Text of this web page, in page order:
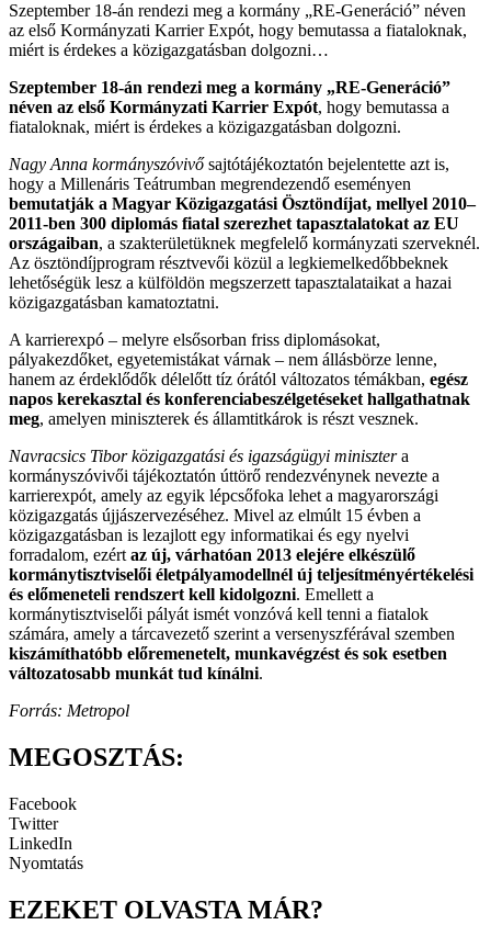
Szeptember 18-án rendezi meg a kormány „RE-Generáció” néven
az első Kormányzati Karrier Expót, hogy bemutassa a fiataloknak,
miért is érdekes a közigazgatásban dolgozni…
Szeptember 18-án rendezi meg a kormány „RE-Generáció”
néven az első Kormányzati Karrier Expót, hogy bemutassa a
fiataloknak, miért is érdekes a közigazgatásban dolgozni.
Nagy Anna kormányszóvivősajtótájékoztatón bejelentette azt is,
hogy a Millenáris Teátrumban megrendezendő eseményen
bemutatják a Magyar Közigazgatási Ösztöndíjat, mellyel 2010–
2011-ben 300 diplomás fiatal szerezhet tapasztalatokat az EU
országaiban, a szakterületüknek megfelelő kormányzati szerveknél.
Az ösztöndíjprogram résztvevői közül a legkiemelkedőbbeknek
lehetőségük lesz a külföldön megszerzett tapasztalataikat a hazai
közigazgatásban kamatoztatni.
A karrierexpó – melyre elsősorban friss diplomásokat,
pályakezdőket, egyetemistákat várnak – nem állásbörze lenne,
hanem az érdeklődők délelőtt tíz órától változatos témákban, egész
napos kerekasztal és konferenciabeszélgetéseket hallgathatnak
meg, amelyen miniszterek és államtitkárok is részt vesznek.
Navracsics Tibor közigazgatási és igazságügyi minisztera
kormányszóvivői tájékoztatón úttörő rendezvénynek nevezte a
karrierexpót, amely az egyik lépcsőfoka lehet a magyarországi
közigazgatás újjászervezéséhez. Mivel az elmúlt 15 évben a
közigazgatásban is lezajlott egy informatikai és egy nyelvi
forradalom, ezért az új, várhatóan 2013 elejére elkészülő
kormánytisztviselői életpályamodellnél új teljesítményértékelési
és előmeneteli rendszert kell kidolgozni. Emellett a
kormánytisztviselői pályát ismét vonzóvá kell tenni a fiatalok
számára, amely a tárcavezető szerint a versenyszférával szemben
kiszámíthatóbb előremenetelt, munkavégzést és sok esetben
változatosabb munkát tud kínálni.
Forrás: Metropol
MEGOSZTÁS:
Facebook
Twitter
LinkedIn
Nyomtatás
EZEKET OLVASTA MÁR?